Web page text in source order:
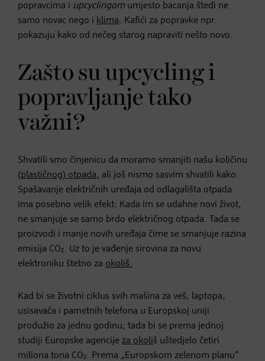
popravcima i upcyclingomumjesto bacanja štedi ne
samo novac nego i klima. Kafići za popravke npr.
pokazuju kako od nečeg starog napraviti nešto novo.
Zašto su upcycling i
popravljanje tako
važni?
Shvatili smo činjenicu da moramo smanjiti našu količinu
(plastičnog) otpada, ali još nismo sasvim shvatili kako.
Spašavanje električnih uređaja od odlagališta otpada
ima posebno velik efekt: Kada im se udahne novi život,
ne smanjuje se samo brdo električnog otpada. Tada se
proizvodi i manje novih uređaja čime se smanjuje razina
emisija CO₂. Uz to je vađenje sirovina za novu
elektroniku štetno za okoliš.
Kad bi se životni ciklus svih mašina za veš, laptopa,
usisavača i pametnih telefona u Europskoj uniji
produžio za jednu godinu, tada bi se prema jednoj
studiji Europske agencije za okoliš uštedjelo četiri
miliona tona CO₂. Prema „Europskom zelenom planu“